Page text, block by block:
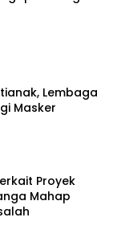
Lembaga
Masker
Proyek
Mahap